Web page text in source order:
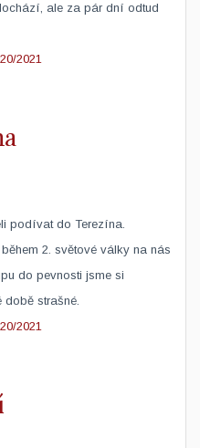
ale za pár dní odtud
2021
podívat do Terezína.
2. světové války na nás
do pevnosti jsme si
době strašné.
2021